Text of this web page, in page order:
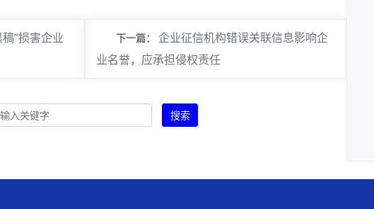
”损害企业
下一篇：
企业征信机构错误关联信息影响企
业名誉，应承担侵权责任
搜索